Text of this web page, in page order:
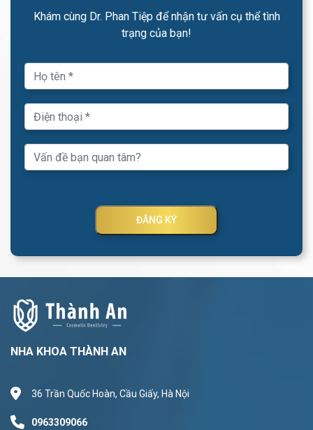
Khám cùng Dr. Phan Tiệp để nhận tư vấn cụ thể tình
trạng của bạn!
ĐĂNG KÝ
NHA KHOA THÀNH AN
36 Trần Quốc Hoàn, Cầu Giấy, Hà Nội
0963309066